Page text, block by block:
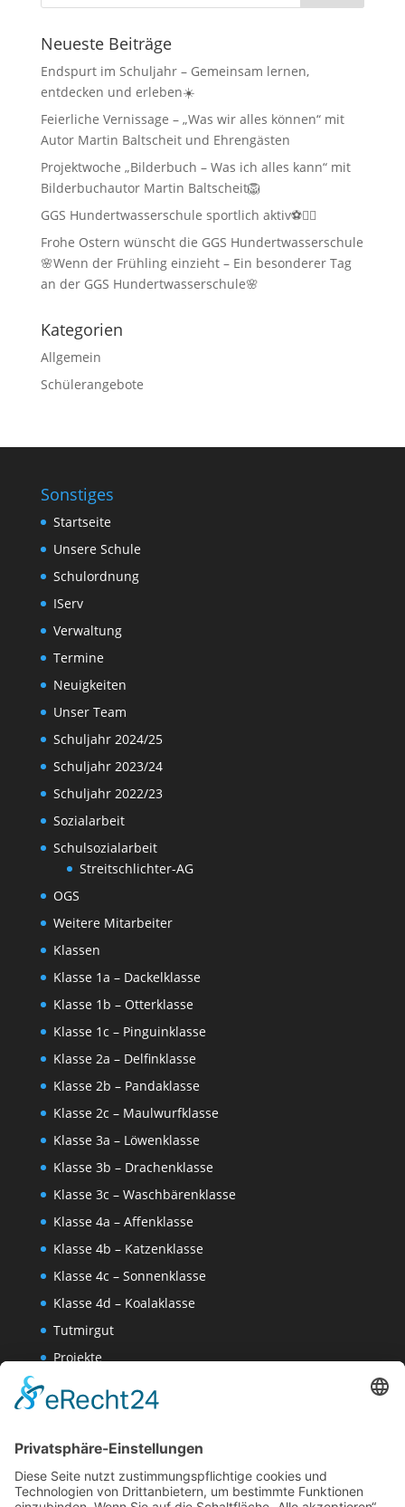
Neueste Beiträge
Endspurt im Schuljahr – Gemeinsam lernen,
entdecken und erleben☀️
Feierliche Vernissage – „Was wir alles können“ mit
Autor Martin Baltscheit und Ehrengästen
Projektwoche „Bilderbuch – Was ich alles kann“ mit
Bilderbuchautor Martin Baltscheit🦁
GGS Hundertwasserschule sportlich aktiv⚽🏃‍♂️
Frohe Ostern wünscht die GGS Hundertwasserschule
🌸Wenn der Frühling einzieht – Ein besonderer Tag
an der GGS Hundertwasserschule🌸
Kategorien
Allgemein
Schülerangebote
Sonstiges
Startseite
Unsere Schule
Schulordnung
IServ
Verwaltung
Termine
Neuigkeiten
Unser Team
Schuljahr 2024/25
Schuljahr 2023/24
Schuljahr 2022/23
Sozialarbeit
Schulsozialarbeit
Streitschlichter-AG
OGS
Weitere Mitarbeiter
Klassen
Klasse 1a – Dackelklasse
Klasse 1b – Otterklasse
Klasse 1c – Pinguinklasse
Klasse 2a – Delfinklasse
Klasse 2b – Pandaklasse
Klasse 2c – Maulwurfklasse
Klasse 3a – Löwenklasse
Klasse 3b – Drachenklasse
Klasse 3c – Waschbärenklasse
Klasse 4a – Affenklasse
Klasse 4b – Katzenklasse
Klasse 4c – Sonnenklasse
Klasse 4d – Koalaklasse
Tutmirgut
Projekte
Wissenschaften-AG
Datenschutzerklärung
Website Administration